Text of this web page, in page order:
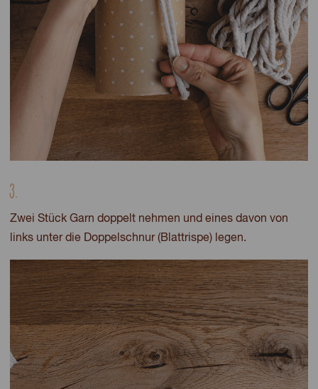
3.
Zwei Stück Garn doppelt nehmen und eines davon von
links unter die Doppelschnur (Blattrispe) legen.